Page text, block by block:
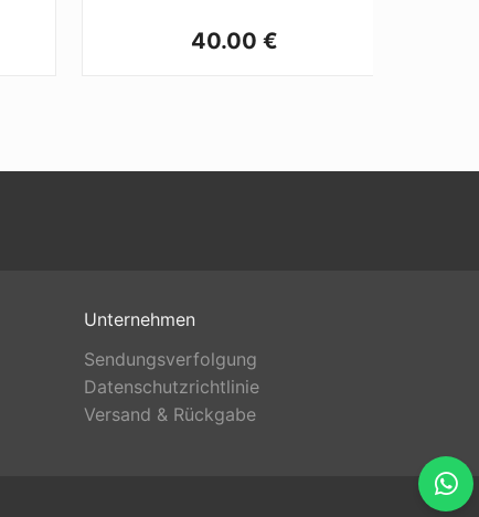
40.00 €
Unternehmen
Sendungsverfolgung
Datenschutzrichtlinie
Versand & Rückgabe